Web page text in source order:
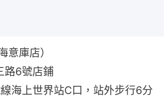
意庫店）
路6號店鋪
海上世界站C口，站外步行6分